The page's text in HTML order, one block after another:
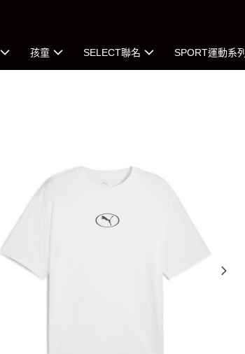
孩童 SELECT聯名 SPORT運動系列